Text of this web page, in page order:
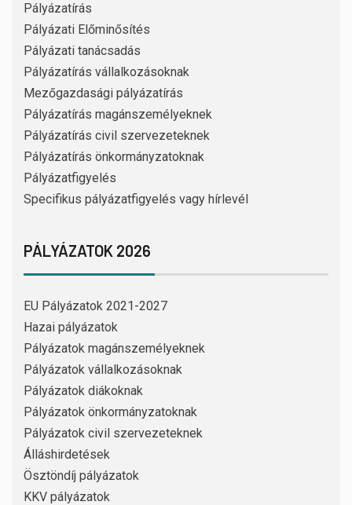
Pályázatírás
Pályázati Előminősítés
Pályázati tanácsadás
Pályázatírás vállalkozásoknak
Mezőgazdasági pályázatírás
Pályázatírás magánszemélyeknek
Pályázatírás civil szervezeteknek
Pályázatírás önkormányzatoknak
Pályázatfigyelés
Specifikus pályázatfigyelés vagy hírlevél
PÁLYÁZATOK 2026
EU Pályázatok 2021-2027
Hazai pályázatok
Pályázatok magánszemélyeknek
Pályázatok vállalkozásoknak
Pályázatok diákoknak
Pályázatok önkormányzatoknak
Pályázatok civil szervezeteknek
Álláshirdetések
Ösztöndíj pályázatok
KKV pályázatok